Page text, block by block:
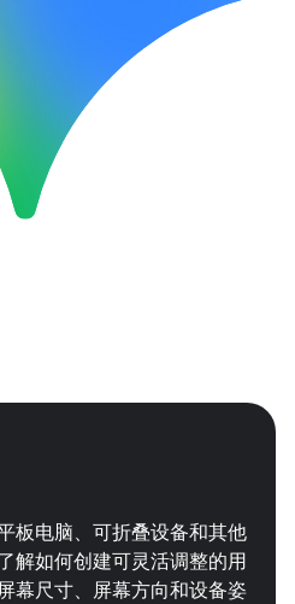
板电脑、可折叠设备和其他
解如何创建可灵活调整的用
幕尺寸、屏幕方向和设备姿